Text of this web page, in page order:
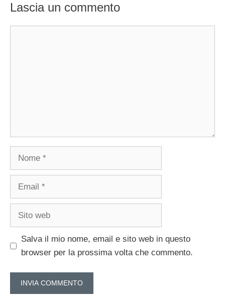
Lascia un commento
Nome
Email
Sito
Salva il mio nome, email e sito web in questo
browser per la prossima volta che commento.